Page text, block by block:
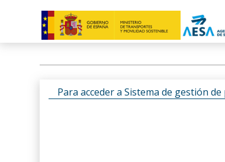
Para acceder a Sistema de gestión